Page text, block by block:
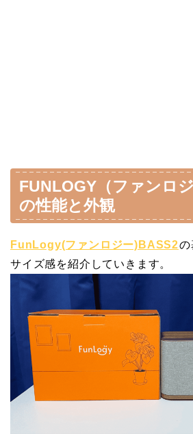
FUNLOGY（ファンロ
の性能と外観
FunLogy(ファンロジー)BASS2の
サイズ感を紹介していきます。